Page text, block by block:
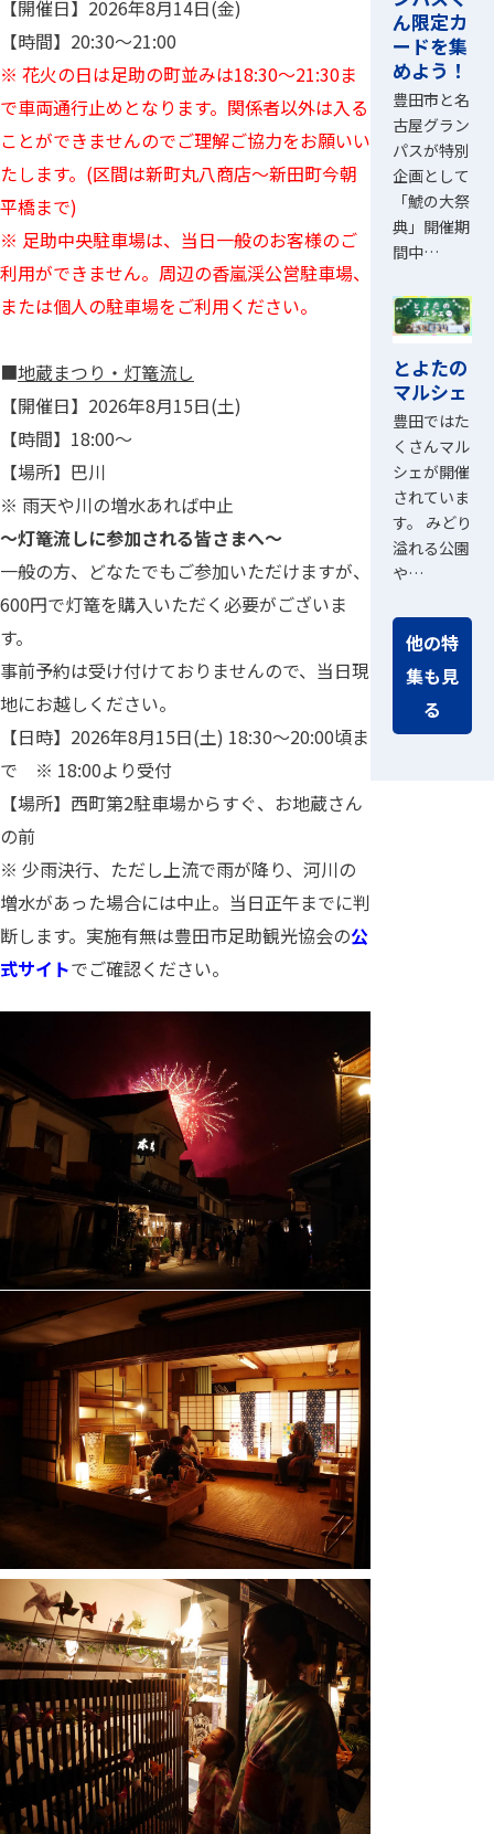
【開催日】2026年8月14日(金)
【時間】20:30～21:00
※ 花火の日は足助の町並みは18:30～21:30ま
で車両通行止めとなります。関係者以外は入る
ことができませんのでご理解ご協力をお願いい
たします。(区間は新町丸八商店～新田町今朝
平橋まで)
※ 足助中央駐車場は、当日一般のお客様のご
利用ができません。周辺の香嵐渓公営駐車場、
または個人の駐車場をご利用ください。
■地蔵まつり・灯篭流し
【開催日】2026年8月15日(土)
【時間】18:00～
【場所】巴川
※ 雨天や川の増水あれば中止
～灯篭流しに参加される皆さまへ～
一般の方、どなたでもご参加いただけますが、
600円で灯篭を購入いただく必要がございま
す。
事前予約は受け付けておりませんので、当日現
地にお越しください。
【日時】2026年8月15日(土) 18:30～20:00頃ま
で ※ 18:00より受付
【場所】西町第2駐車場からすぐ、お地蔵さん
の前
※ 少雨決行、ただし上流で雨が降り、河川の
増水があった場合には中止。当日正午までに判
断します。実施有無は豊田市足助観光協会の公
式サイトでご確認ください。
ん限定カ
ードを集
めよう！
豊田市と名
古屋グラン
パスが特別
企画として
「鯱の大祭
典」開催期
間中…
とよたの
マルシェ
豊田ではた
くさんマル
シェが開催
されていま
す。 みどり
溢れる公園
や…
他の特
集も見
る